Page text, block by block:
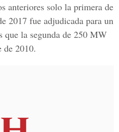
anteriores solo la primera de
2017 fue adjudicada para un
que la segunda de 250 MW
de 2010.